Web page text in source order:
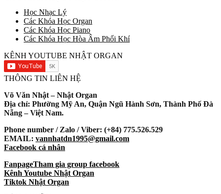
Học Nhạc Lý
Các Khóa Học Organ
Các Khóa Học Piano
Các Khóa Học Hòa Âm Phối Khí
KÊNH YOUTUBE NHẬT ORGAN
THÔNG TIN LIÊN HỆ
Võ Văn Nhật – Nhật Organ
Địa chỉ: Phường Mỹ An, Quận Ngũ Hành Sơn, Thành Phố Đà
Nẵng – Việt Nam.
Phone number / Zalo / Viber: (+84) 775.526.529
EMAIL: vannhatdn1995@gmail.com
Facebook cá nhân
FanpageTham gia group facebook
Kênh Youtube Nhật Organ
Tiktok Nhật Organ